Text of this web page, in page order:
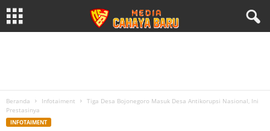
Beranda Infotaiment
Tiga Desa Bojonegoro Masuk Desa Antikorupsi Nasional, Ini
Prestasinya
INFOTAIMENT